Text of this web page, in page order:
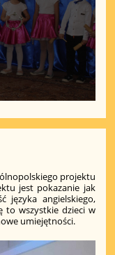
projektu
jest pokazanie jak
języka angielskiego,
to wszystkie dzieci w
umiejętności.